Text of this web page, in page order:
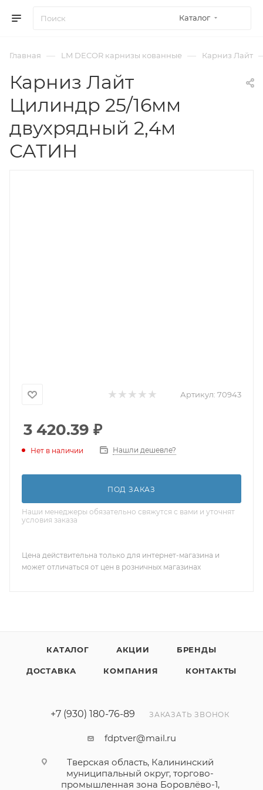
Каталог
Главная — LM DECOR карнизы кованные — Карниз Лайт
Карниз Лайт
Цилиндр 25/16мм
двухрядный 2,4м
САТИН
Артикул: 70943
3 420.39 ₽
Нет в наличии Нашли дешевле?
ПОД ЗАКАЗ
Наши менеджеры обязательно свяжутся с вами и уточнят
условия заказа
Цена действительна только для интернет-магазина и
может отличаться от цен в розничных магазинах
КАТАЛОГ АКЦИИ БРЕНДЫ
ДОСТАВКА КОМПАНИЯ КОНТАКТЫ
+7 (930) 180-76-89 ЗАКАЗАТЬ ЗВОНОК
fdptver@mail.ru
Тверская область, Калининский
муниципальный округ, торгово-
промышленная зона Боровлёво-1,